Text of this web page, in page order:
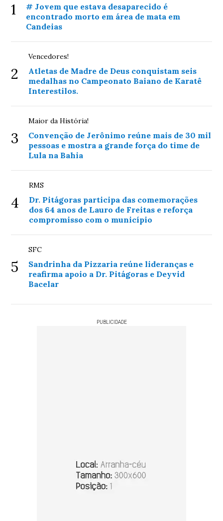
1
# Jovem que estava desaparecido é
encontrado morto em área de mata em
Candeias
2
Vencedores!
Atletas de Madre de Deus conquistam seis
medalhas no Campeonato Baiano de Karatê
Interestilos.
3
Maior da História!
Convenção de Jerônimo reúne mais de 30 mil
pessoas e mostra a grande força do time de
Lula na Bahia
4
RMS
Dr. Pitágoras participa das comemorações
dos 64 anos de Lauro de Freitas e reforça
compromisso com o município
5
SFC
Sandrinha da Pizzaria reúne lideranças e
reafirma apoio a Dr. Pitágoras e Deyvid
Bacelar
PUBLICIDADE